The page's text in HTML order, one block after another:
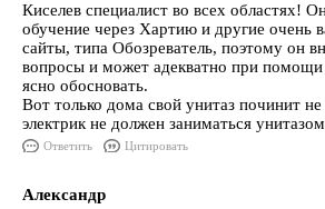
Киселев специалист во всех областях!
обучение через Хартию и другие очень
сайты, типа Обозреватель, поэтому он
вопросы и может адекватно при помощи
ясно обосновать.
Вот только дома свой унитаз починит
электрик не должен заниматься
Ответить Цитировать
Александр